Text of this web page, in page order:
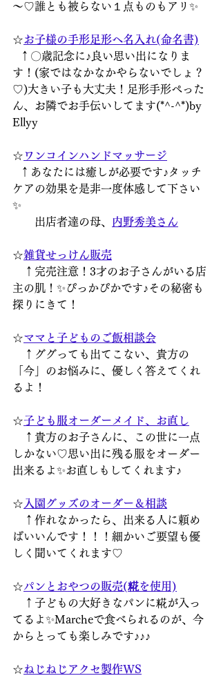
～♡誰とも被らない１点ものもアリ✨
☆お子様の手形足形へ名入れ(命名書)
す！(家ではなかなかやらないでしょ？
♡)大きい子も大丈夫！足形手形ぺった
ん、お隣でお手伝いしてます(*^-^*)by
Ellyy
☆ワンコインハンドマッサージ
ケアの効果を是非一度体感して下さい
✨
出店者達の母、 内野秀美さん
☆雑貨せっけん販売
↑完売注意！3才のお子さんがいる店
主の肌！✨ぴっかぴかです♪その秘密も
探りにきて！
☆ママと子どものご飯相談会
↑ググっても出てこない、貴方の
「今」のお悩みに、優しく答えてくれ
るよ！
☆子ども服オーダーメイド、お直し
↑貴方のお子さんに、この世に一点
しかない♡思い出に残る服をオーダー
出来るよ✨お直しもしてくれます♪
☆ 入園グッズのオーダー＆相談
↑作れなかったら、出来る人に頼め
ばいいんです！！！細かいご要望も優
しく聞いてくれます♡
☆パンとおやつの販売(糀を使用)
↑子どもの大好きなパンに糀が入っ
てるよ✨Marcheで食べられるのが、今
からとっても楽しみです♪♪♪
☆ねじねじアクセ製作WS